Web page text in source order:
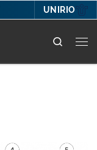
UNIRIO
Search